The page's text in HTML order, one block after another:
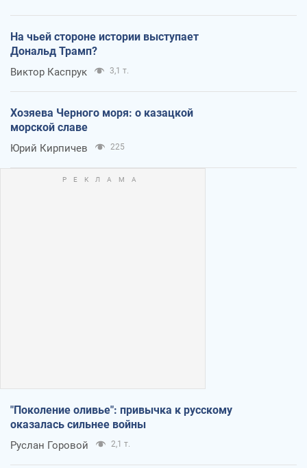
На чьей стороне истории выступает
Дональд Трамп?
Виктор Каспрук 3,1 т.
Хозяева Черного моря: о казацкой
морской славе
Юрий Кирпичев 225
"Поколение оливье": привычка к русскому
оказалась сильнее войны
Руслан Горовой 2,1 т.